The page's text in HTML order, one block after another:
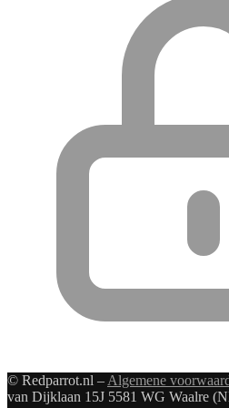
© Redparrot.nl – Algemene
van Dijklaan 15J 5581 WG Waalre